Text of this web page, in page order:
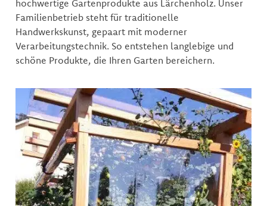
hochwertige Gartenprodukte aus Lärchenholz. Unser
Familienbetrieb steht für traditionelle
Handwerkskunst, gepaart mit moderner
Verarbeitungstechnik. So entstehen langlebige und
schöne Produkte, die Ihren Garten bereichern.